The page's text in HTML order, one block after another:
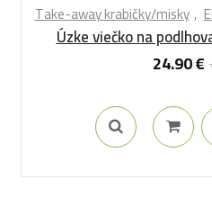
Take-away krabičky/misky
Úzke viečko na
24.90€